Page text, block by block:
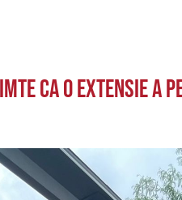
ca o extensie